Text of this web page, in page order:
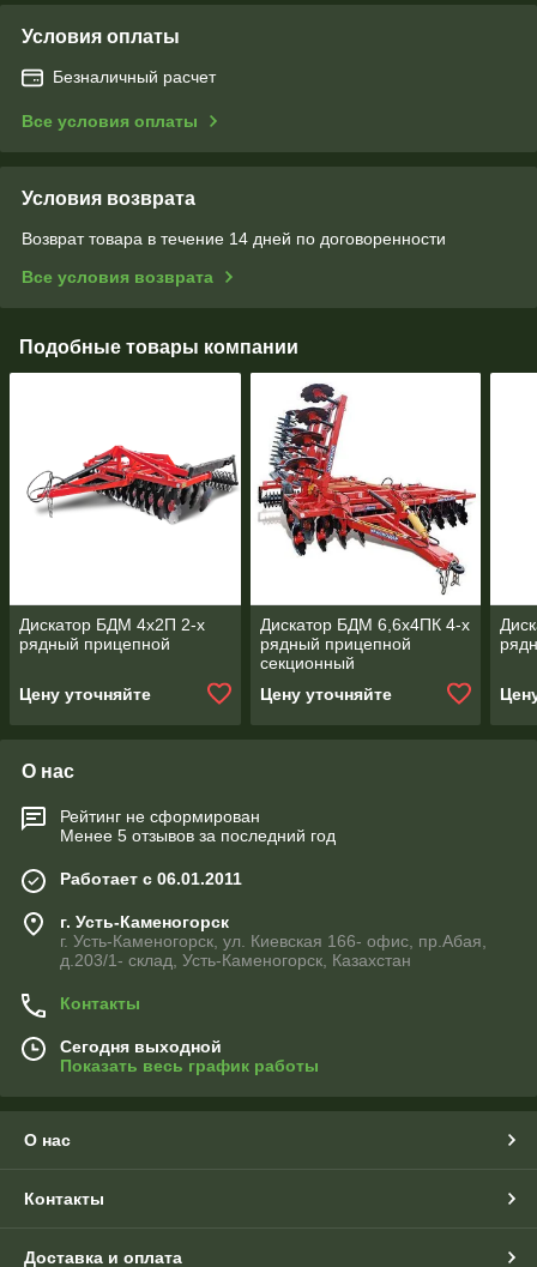
Условия оплаты
Безналичный расчет
Все условия оплаты
Условия возврата
Возврат товара в течение 14 дней по договоренности
Все условия возврата
Подобные товары компании
Дискатор БДМ 4х2П 2-х
рядный прицепной
Цену уточняйте
Дискатор БДМ 6,6х4ПК 4-х
рядный прицепной
секционный
Цену уточняйте
О нас
Рейтинг не сформирован
Менее 5 отзывов за последний год
Работает с 06.01.2011
г. Усть-Каменогорск
г. Усть-Каменогорск, ул. Киевская 166- офис, пр.Абая,
д.203/1- склад, Усть-Каменогорск, Казахстан
Контакты
Сегодня выходной
Показать весь график работы
О нас
Контакты
Доставка и оплата